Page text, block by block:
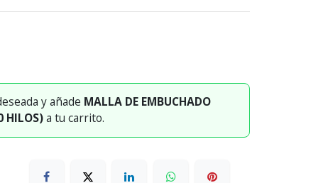
y añade MALLA DE EMBUCHADO
HILOS)a tu carrito.